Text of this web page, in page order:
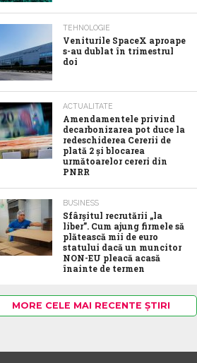
TEHNOLOGIE
Veniturile SpaceX aproape
s-au dublat în trimestrul
doi
ACTUALITATE
Amendamentele privind
decarbonizarea pot duce la
redeschiderea Cererii de
plată 2 și blocarea
următoarelor cereri din
PNRR
BUSINESS
Sfârșitul recrutării „la
liber”. Cum ajung firmele să
plătească mii de euro
statului dacă un muncitor
NON-EU pleacă acasă
înainte de termen
MORE CELE MAI RECENTE ȘTIRI